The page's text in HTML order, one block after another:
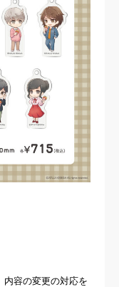
容の変更の対応を